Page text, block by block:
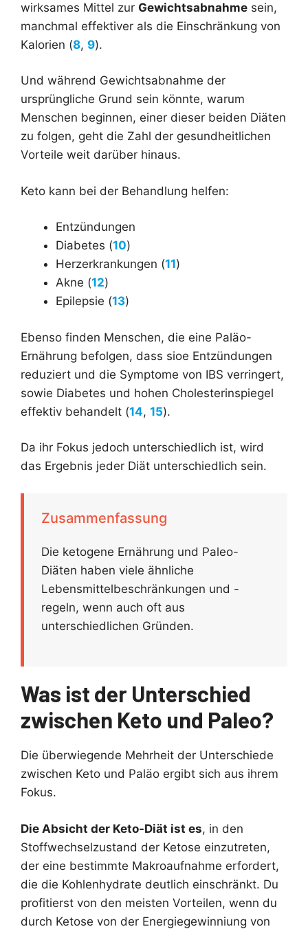
wirksames Mittel zur Gewichtsabnahme sein,
manchmal effektiver als die Einschränkung von
Kalorien (8, 9).
Und während Gewichtsabnahme der
ursprüngliche Grund sein könnte, warum
Menschen beginnen, einer dieser beiden Diäten
zu folgen, geht die Zahl der gesundheitlichen
Vorteile weit darüber hinaus.
Keto kann bei der Behandlung helfen:
Entzündungen
Diabetes (10)
Herzerkrankungen (11)
Akne (12)
Epilepsie (13)
Ebenso finden Menschen, die eine Paläo-
Ernährung befolgen, dass sioe Entzündungen
reduziert und die Symptome von IBS verringert,
sowie Diabetes und hohen Cholesterinspiegel
effektiv behandelt (14, 15).
Da ihr Fokus jedoch unterschiedlich ist, wird
das Ergebnis jeder Diät unterschiedlich sein.
Zusammenfassung
Die ketogene Ernährung und Paleo-
Diäten haben viele ähnliche
Lebensmittelbeschränkungen und -
regeln, wenn auch oft aus
unterschiedlichen Gründen.
Was ist der Unterschied
zwischen Keto und Paleo?
Die überwiegende Mehrheit der Unterschiede
zwischen Keto und Paläo ergibt sich aus ihrem
Fokus.
Die Absicht der Keto-Diät ist es, in den
Stoffwechselzustand der Ketose einzutreten,
der eine bestimmte Makroaufnahme erfordert,
die die Kohlenhydrate deutlich einschränkt. Du
profitierst von den meisten Vorteilen, wenn du
durch Ketose von der Energiegewinniung von